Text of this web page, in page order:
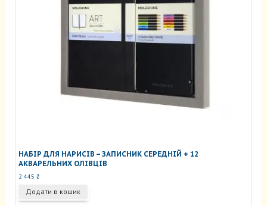
НАБІР ДЛЯ НАРИСІВ – ЗАПИСНИК СЕРЕДНІЙ + 12
АКВАРЕЛЬНИХ ОЛІВЦІВ
2 445 ₴
Додати в кошик